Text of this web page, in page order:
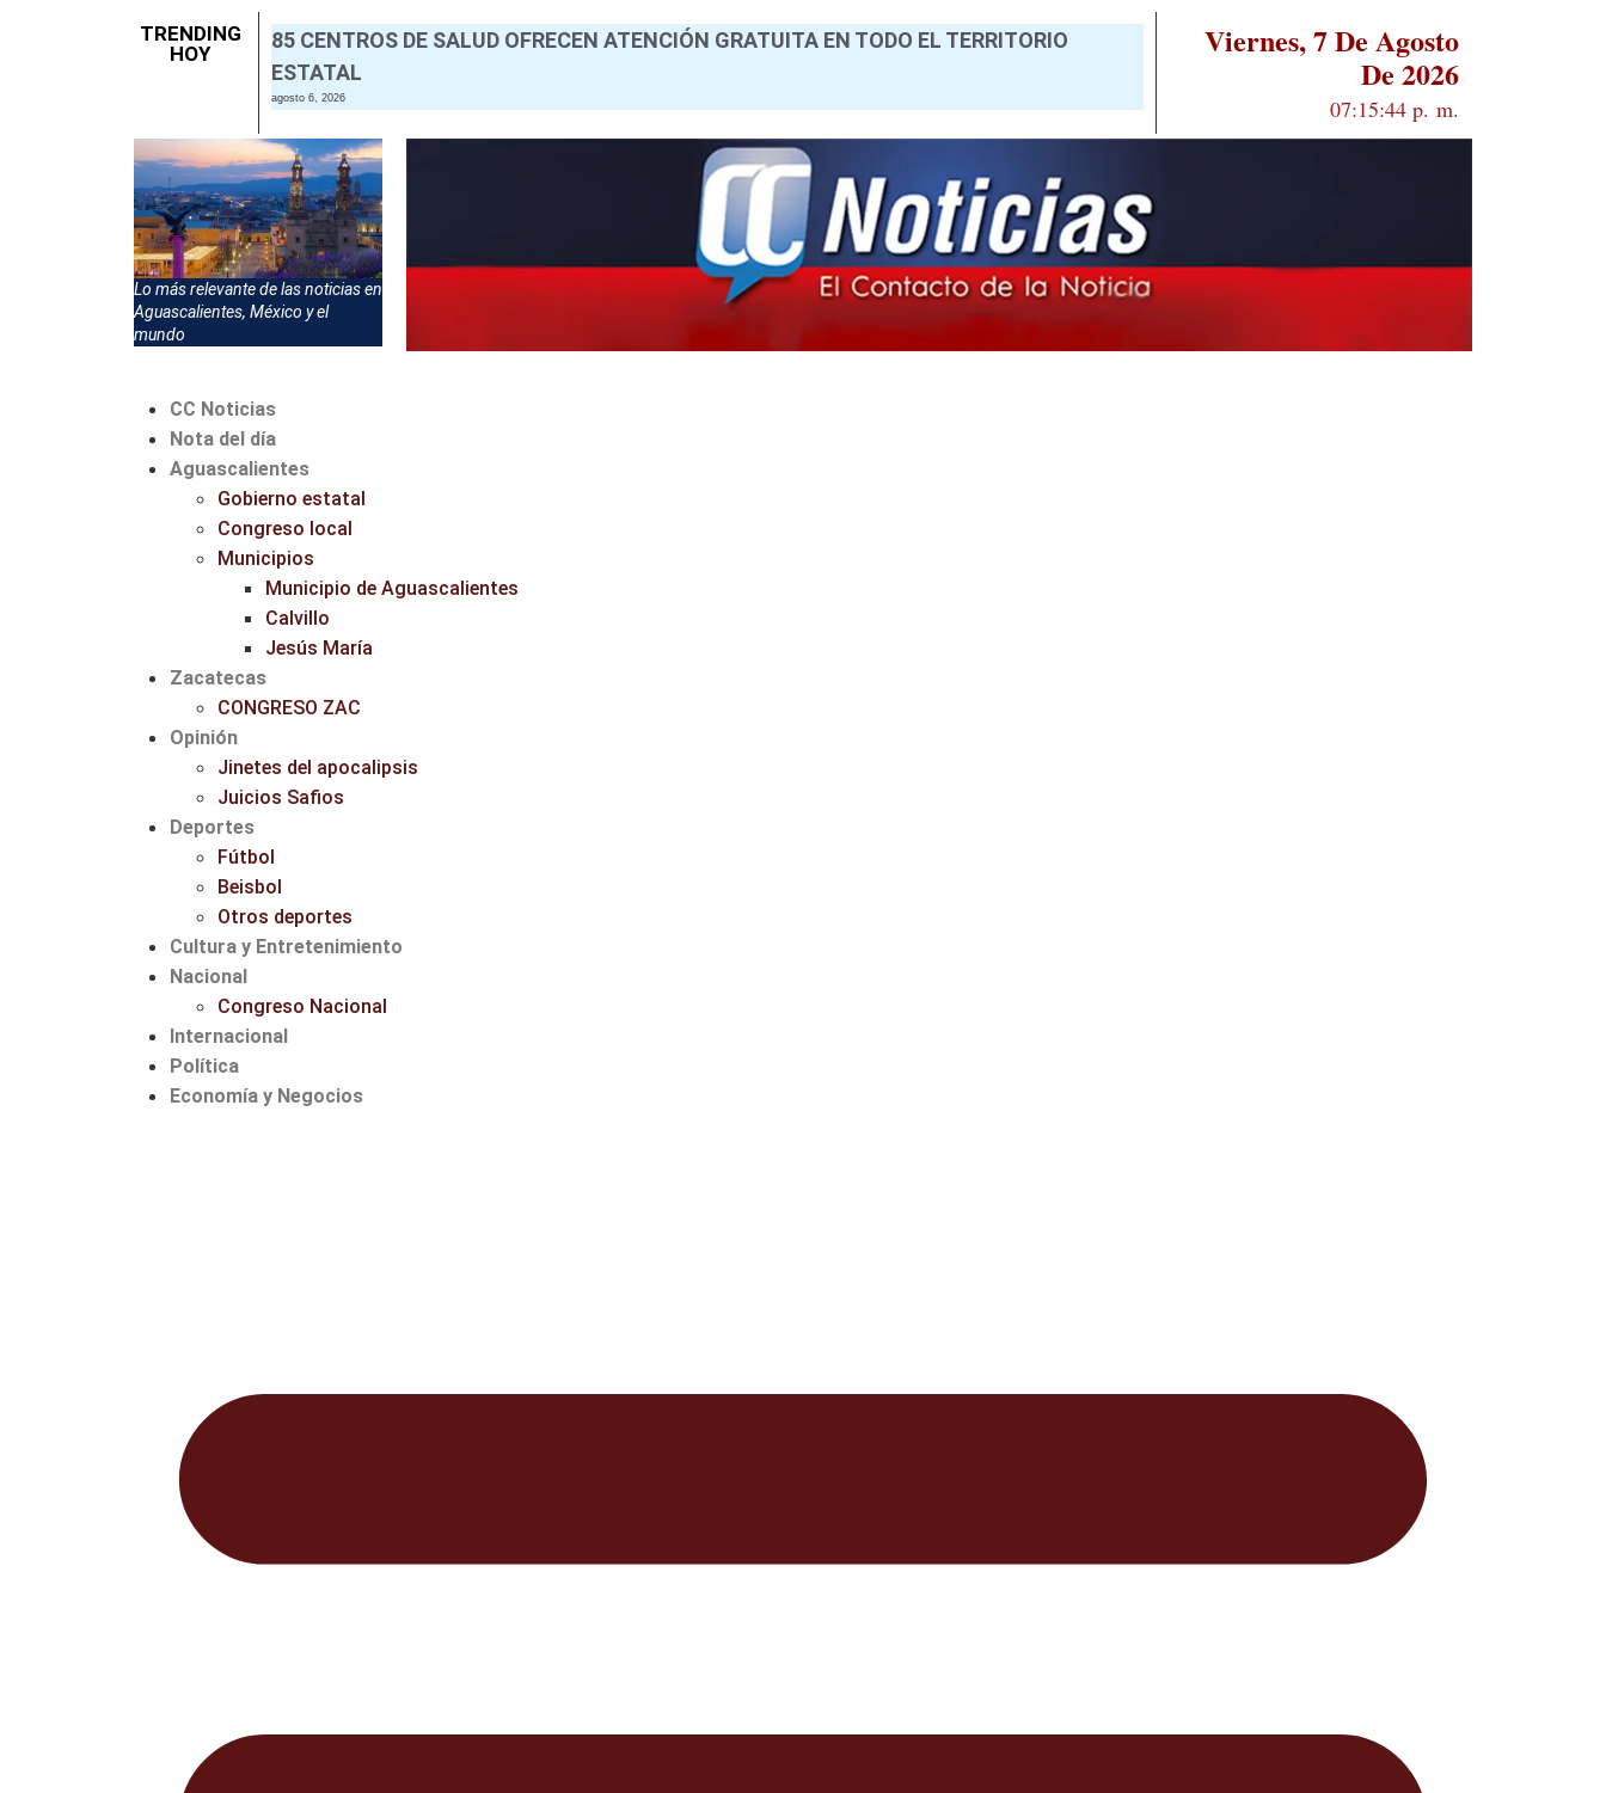
TRENDING
HOY
85 CENTROS DE SALUD OFRECEN ATENCIÓN GRATUITA EN TODO EL TERRITORIO
ESTATAL
agosto 6, 2026
Viernes, 7 De Agosto
De 2026
07:15:45 p. m.
Lo más relevante de las noticias en
Aguascalientes, México y el
mundo
CC Noticias
Nota del día
Aguascalientes
Gobierno estatal
Congreso local
Municipios
Municipio de Aguascalientes
Calvillo
Jesús María
Zacatecas
CONGRESO ZAC
Opinión
Jinetes del apocalipsis
Juicios Safios
Deportes
Fútbol
Beisbol
Otros deportes
Cultura y Entretenimiento
Nacional
Congreso Nacional
Internacional
Política
Economía y Negocios